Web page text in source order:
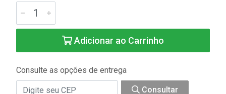
Adicionar ao Carrinho
Consulte as opções de entrega
Consultar